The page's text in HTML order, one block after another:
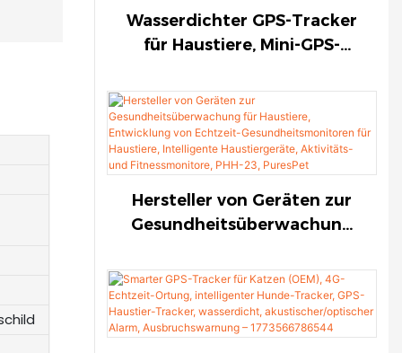
Ausbruchswarnung – PGX-
63-1774787931165877
Wasserdichter GPS-Tracker
für Haustiere, Mini-GPS-
Tracker gegen Verlust für
Hunde, 4G-Echtzeit-
Ortungs-Tracker,
Ton-/Lichtalarm,
Ausbruchswarnung – PGX-
63, PuresPet
Hersteller von Geräten zur
Gesundheitsüberwachung
von Echtzeit-
Gesundheitsmonitoren für
Haustiere, Intelligente